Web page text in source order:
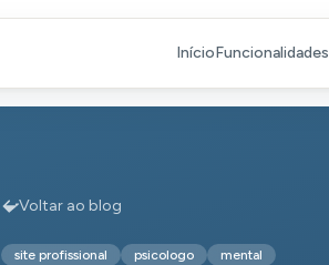
InícioFuncionalidades
Voltar ao blog
site profissional psicologo mental